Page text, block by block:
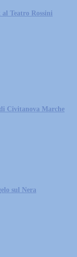
Teatro Rossini
Civitanova Marche
sul Nera